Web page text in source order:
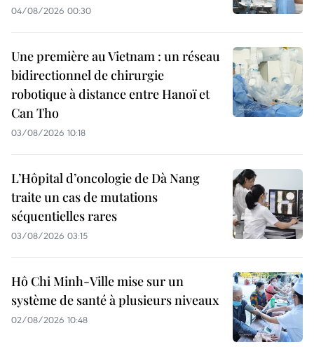
04/08/2026 00:30
Une première au Vietnam : un réseau
bidirectionnel de chirurgie
robotique à distance entre Hanoï et
Can Tho
03/08/2026 10:18
L’Hôpital d’oncologie de Dà Nang
traite un cas de mutations
séquentielles rares
03/08/2026 03:15
Hô Chi Minh-Ville mise sur un
système de santé à plusieurs niveaux
02/08/2026 10:48